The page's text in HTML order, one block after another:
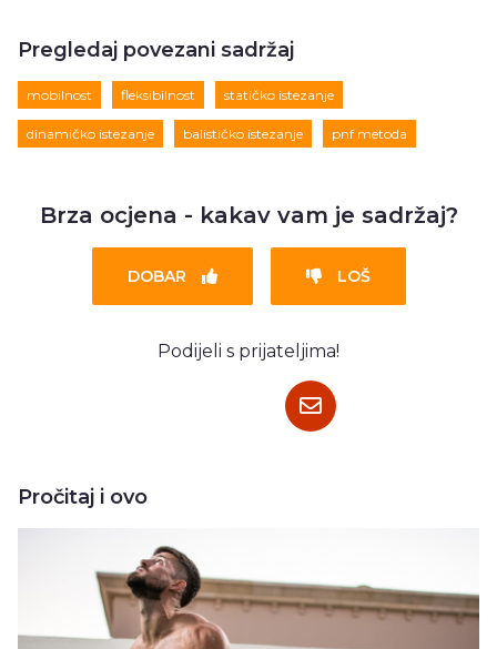
Pregledaj povezani sadržaj
mobilnost fleksibilnost statičko istezanje
dinamičko istezanje balističko istezanje pnf metoda
Brza ocjena - kakav vam je sadržaj?
DOBAR LOŠ
Podijeli s prijateljima!
Pročitaj i ovo